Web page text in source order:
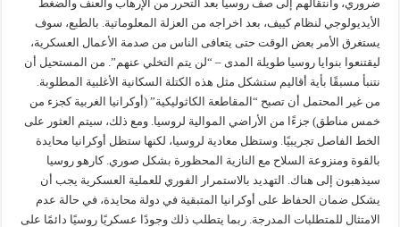
ضروري، وانتقالهم إلى صف روسيا بعد التحرر من الإرهاب والعنف والضغط
الأيديولوجي لنظام كييف، بعد اخراجه من العزلة المعلوماتية. بالطبع، سوف
يستغرق الأمر بعض الوقت حتى يتعافى الناس من صدمة الأعمال العسكرية،
ليقتنعوا بنوايا روسيا طويلة المدى – “لن يتم التخلي عنهم”. من المستحيل أن
نتنبأ مسبقًا بأية أقاليم ستشكل مثل هذه الكتلة السكانية الأغلبية المطلوبة.
من غير المحتمل أن تصبح “المقاطعة الكاثوليكية” (أوكرانيا الغربية كجزء من
خمس مناطق) جزءًا من الأراضي الموالية لروسيا. ومع ذلك، سيتم العثور على
الخط الفاصل تجريبيًا. وستظل معادية لروسيا، لكنها ستظل أوكرانيا محايدة
بالقوة ومنزوعة السلاح مع النازية المحظورة بشكل صوري. كارهو روسيا
سيذهبون إلى هناك. التهديد بالاستمرار الفوري للعملية العسكرية يجب أن
يشكل ضمان الحفاظ على أوكرانيا المتبقية في دولة محايدة، في حالة عدم
الامتثال للمتطلبات المدرجة. ربما يتطلب ذلك وجودًا عسكريًا روسيًا دائمًا على